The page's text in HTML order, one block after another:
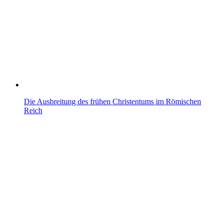
Die Ausbreitung des frühen Christentums im Römischen
Reich